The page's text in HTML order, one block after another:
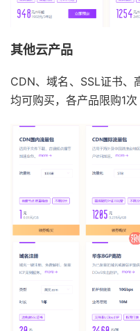
其他云产品
CDN、域名、SSL证书、
均可购买，各产品限购1次